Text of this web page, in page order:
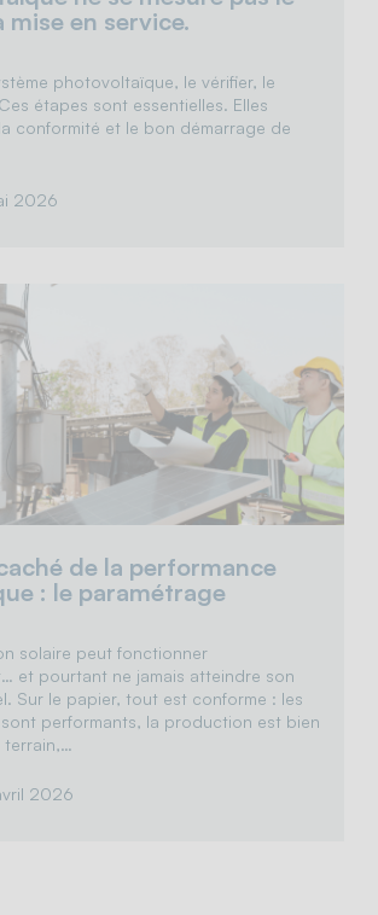
mise en service.
photovoltaïque, le vérifier, le
étapes sont essentielles. Elles
conformité et le bon démarrage de
2026
de la performance
: le paramétrage
solaire peut fonctionner
et pourtant ne jamais atteindre son
Sur le papier, tout est conforme : les
performants, la production est bien
terrain,…
2026